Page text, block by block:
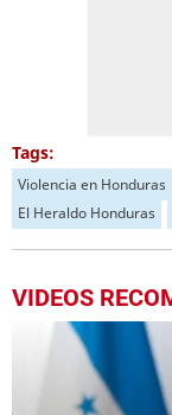
Tags:
Violencia en Honduras
El Heraldo Honduras
VIDEOS